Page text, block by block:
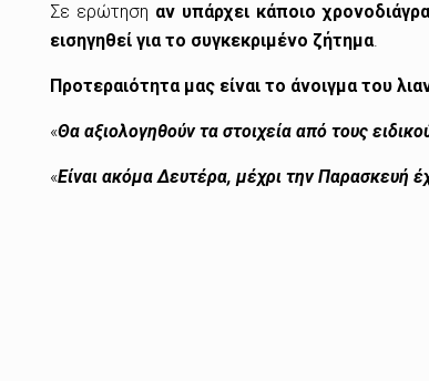
Σε ερώτηση αν υπάρχει κάποιο
εισηγηθεί για το συγκεκριμένο ζήτημα.
Προτεραιότητα μας είναι το άνοιγμα του
«Θα αξιολογηθούν τα στοιχεία από τους
«Είναι ακόμα Δευτέρα, μέχρι την Παρασκευή